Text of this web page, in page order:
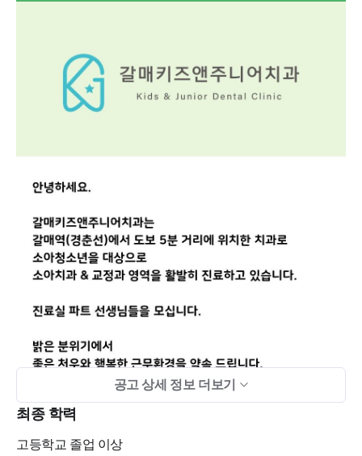
공고 상세 정보 더보기
최종 학력
고등학교 졸업 이상